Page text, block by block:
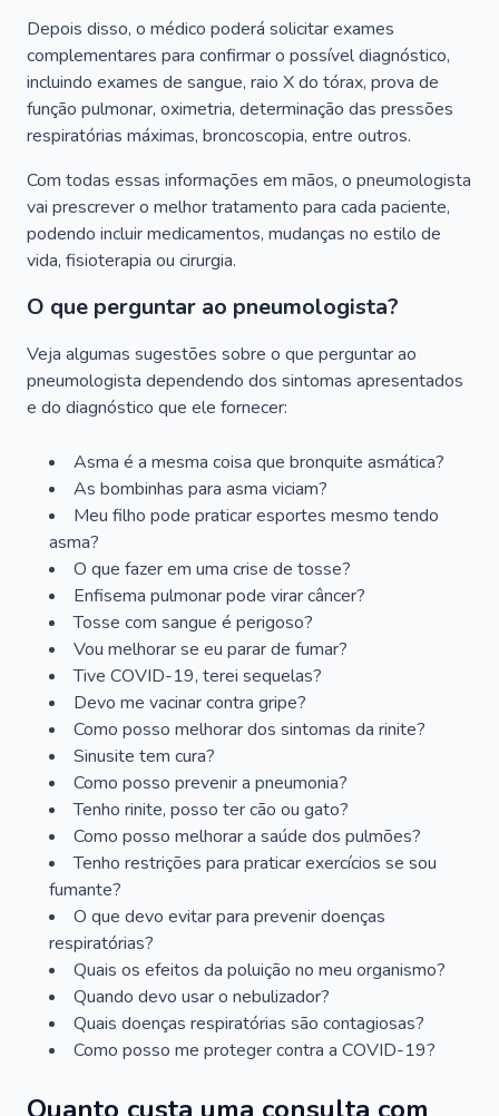
Depois disso, o médico poderá solicitar exames
complementares para confirmar o possível diagnóstico,
incluindo exames de sangue, raio X do tórax, prova de
função pulmonar, oximetria, determinação das pressões
respiratórias máximas, broncoscopia, entre outros.
Com todas essas informações em mãos, o pneumologista
vai prescrever o melhor tratamento para cada paciente,
podendo incluir medicamentos, mudanças no estilo de
vida, fisioterapia ou cirurgia.
O que perguntar ao pneumologista?
Veja algumas sugestões sobre o que perguntar ao
pneumologista dependendo dos sintomas apresentados
e do diagnóstico que ele fornecer:
Asma é a mesma coisa que bronquite asmática?
As bombinhas para asma viciam?
Meu filho pode praticar esportes mesmo tendo
asma?
O que fazer em uma crise de tosse?
Enfisema pulmonar pode virar câncer?
Tosse com sangue é perigoso?
Vou melhorar se eu parar de fumar?
Tive COVID-19, terei sequelas?
Devo me vacinar contra gripe?
Como posso melhorar dos sintomas da rinite?
Sinusite tem cura?
Como posso prevenir a pneumonia?
Tenho rinite, posso ter cão ou gato?
Como posso melhorar a saúde dos pulmões?
Tenho restrições para praticar exercícios se sou
fumante?
O que devo evitar para prevenir doenças
respiratórias?
Quais os efeitos da poluição no meu organismo?
Quando devo usar o nebulizador?
Quais doenças respiratórias são contagiosas?
Como posso me proteger contra a COVID-19?